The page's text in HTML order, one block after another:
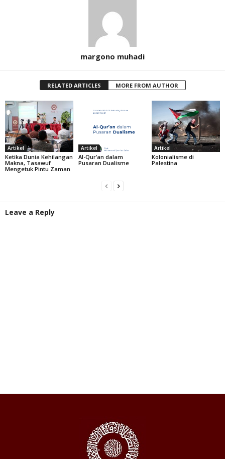
margono muhadi
RELATED ARTICLES MORE FROM AUTHOR
Artikel
Ketika Dunia Kehilangan
Makna, Tasawuf
Mengetuk Pintu Zaman
Artikel
Al-Qur’an dalam
Pusaran Dualisme
Artikel
Kolonialisme di
Palestina
Leave a Reply